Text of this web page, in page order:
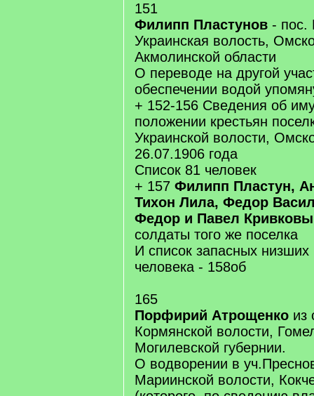
151
Филипп Пластунов - пос.
Украинская волость,
Акмолинской области
О переводе на другой
обеспечении водой
+ 152-156 Сведения об
положении крестьян
Украинской волости,
26.07.1906 года
Список 81 человек
+ 157 Филипп Пластун,
Тихон Лила, Федор
Федор и Павел Кривковы
солдаты того же поселка
И список запасных низших
человека - 158об
165
Порфирий Атрощенко из
Кормянской волости,
Могилевской губернии.
О водворении в
Мариинской волости,